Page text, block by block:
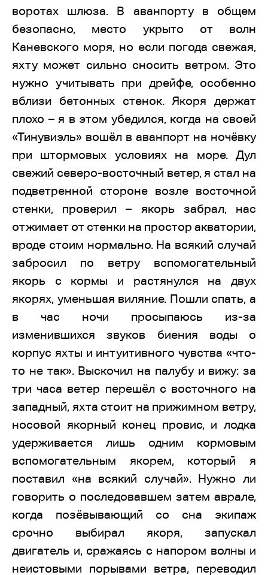
воротах шлюза. В аванпорту в общем
безопасно, место укрыто от волн
Каневского моря, но если погода свежая,
яхту может сильно сносить ветром. Это
нужно учитывать при дрейфе, особенно
вблизи бетонных стенок. Якоря держат
плохо – я в этом убедился, когда на своей
«Тинувиэль» вошёл в аванпорт на ночёвку
при штормовых условиях на море. Дул
свежий северо-восточный ветер, я стал на
подветренной стороне возле восточной
стенки, проверил – якорь забрал, нас
отжимает от стенки на простор акватории,
вроде стоим нормально. На всякий случай
забросил по ветру вспомогательный
якорь с кормы и растянулся на двух
якорях, уменьшая виляние. Пошли спать, а
в час ночи просыпаюсь из-за
изменившихся звуков биения воды о
корпус яхты и интуитивного чувства «что-
то не так». Выскочил на палубу и вижу: за
три часа ветер перешёл с восточного на
западный, яхта стоит на прижимном ветру,
носовой якорный конец провис, и лодка
удерживается лишь одним кормовым
вспомогательным якорем, который я
поставил «на всякий случай». Нужно ли
говорить о последовавшем затем аврале,
когда позёвывающий со сна экипаж
срочно выбирал якоря, запускал
двигатель и, сражаясь с напором волны и
неистовыми порывами ветра, переводил